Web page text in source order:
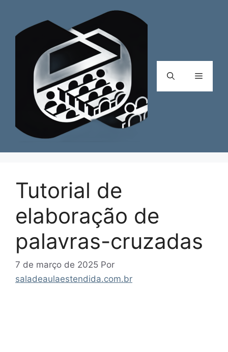
Menu
Tutorial de
elaboração de
palavras-cruzadas
7 de março de 2025 Por
saladeaulaestendida.com.br